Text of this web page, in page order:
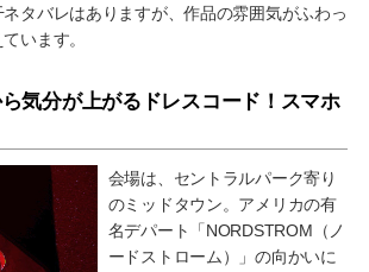
タバレはありますが、作品の雰囲気がふわっ
います。
気分が上がるドレスコード！スマホ
会場は、セントラルパーク寄り
のミッドタウン。アメリカの有
名デパート「NORDSTROM（ノ
ードストローム）」の向かいに